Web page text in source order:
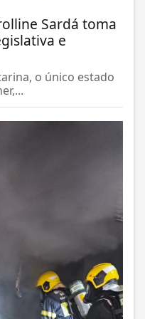
Sardá toma
e
o único estado